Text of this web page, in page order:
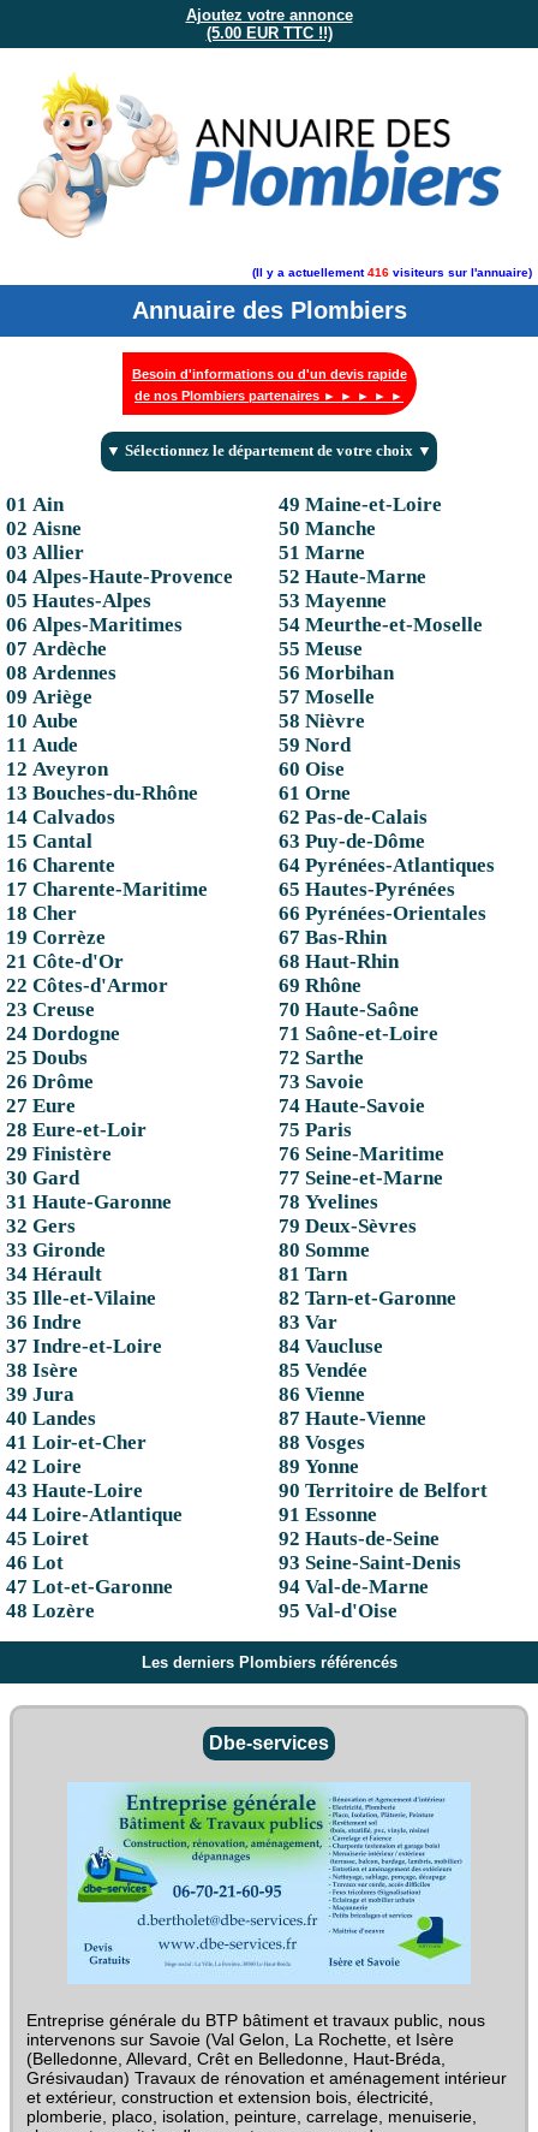
Ajoutez votre annonce
(5.00 EUR TTC !!)
(Il y a actuellement416 visiteurs sur l'annuaire)
Annuaire des Plombiers
Besoin d'informations ou d'un devis rapide
de nos Plombiers partenaires ► ► ► ► ►
▼ Sélectionnez le département de votre choix ▼
01 Ain
02 Aisne
03 Allier
04 Alpes-Haute-Provence
05 Hautes-Alpes
06 Alpes-Maritimes
07 Ardèche
08 Ardennes
09 Ariège
10 Aube
11 Aude
12 Aveyron
13 Bouches-du-Rhône
14 Calvados
15 Cantal
16 Charente
17 Charente-Maritime
18 Cher
19 Corrèze
21 Côte-d'Or
22 Côtes-d'Armor
23 Creuse
24 Dordogne
25 Doubs
26 Drôme
27 Eure
28 Eure-et-Loir
29 Finistère
30 Gard
31 Haute-Garonne
32 Gers
33 Gironde
34 Hérault
35 Ille-et-Vilaine
36 Indre
37 Indre-et-Loire
38 Isère
39 Jura
40 Landes
41 Loir-et-Cher
42 Loire
43 Haute-Loire
44 Loire-Atlantique
45 Loiret
46 Lot
47 Lot-et-Garonne
48 Lozère
49 Maine-et-Loire
50 Manche
51 Marne
52 Haute-Marne
53 Mayenne
54 Meurthe-et-Moselle
55 Meuse
56 Morbihan
57 Moselle
58 Nièvre
59 Nord
60 Oise
61 Orne
62 Pas-de-Calais
63 Puy-de-Dôme
64 Pyrénées-Atlantiques
65 Hautes-Pyrénées
66 Pyrénées-Orientales
67 Bas-Rhin
68 Haut-Rhin
69 Rhône
70 Haute-Saône
71 Saône-et-Loire
72 Sarthe
73 Savoie
74 Haute-Savoie
75 Paris
76 Seine-Maritime
77 Seine-et-Marne
78 Yvelines
79 Deux-Sèvres
80 Somme
81 Tarn
82 Tarn-et-Garonne
83 Var
84 Vaucluse
85 Vendée
86 Vienne
87 Haute-Vienne
88 Vosges
89 Yonne
90 Territoire de Belfort
91 Essonne
92 Hauts-de-Seine
93 Seine-Saint-Denis
94 Val-de-Marne
95 Val-d'Oise
Les derniers Plombiers référencés
Dbe-services
Entreprise générale du BTP bâtiment et travaux public, nous
intervenons sur Savoie (Val Gelon, La Rochette, et Isère
(Belledonne, Allevard, Crêt en Belledonne, Haut-Bréda,
Grésivaudan) Travaux de rénovation et aménagement intérieur
et extérieur, construction et extension bois, électricité,
plomberie, placo, isolation, peinture, carrelage, menuiserie,